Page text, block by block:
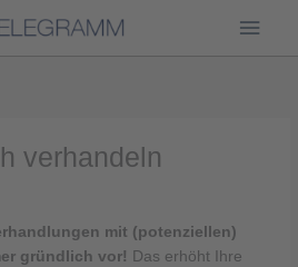
verhandeln
mit (potenziellen)
gründlich vor! Das erhöht Ihre